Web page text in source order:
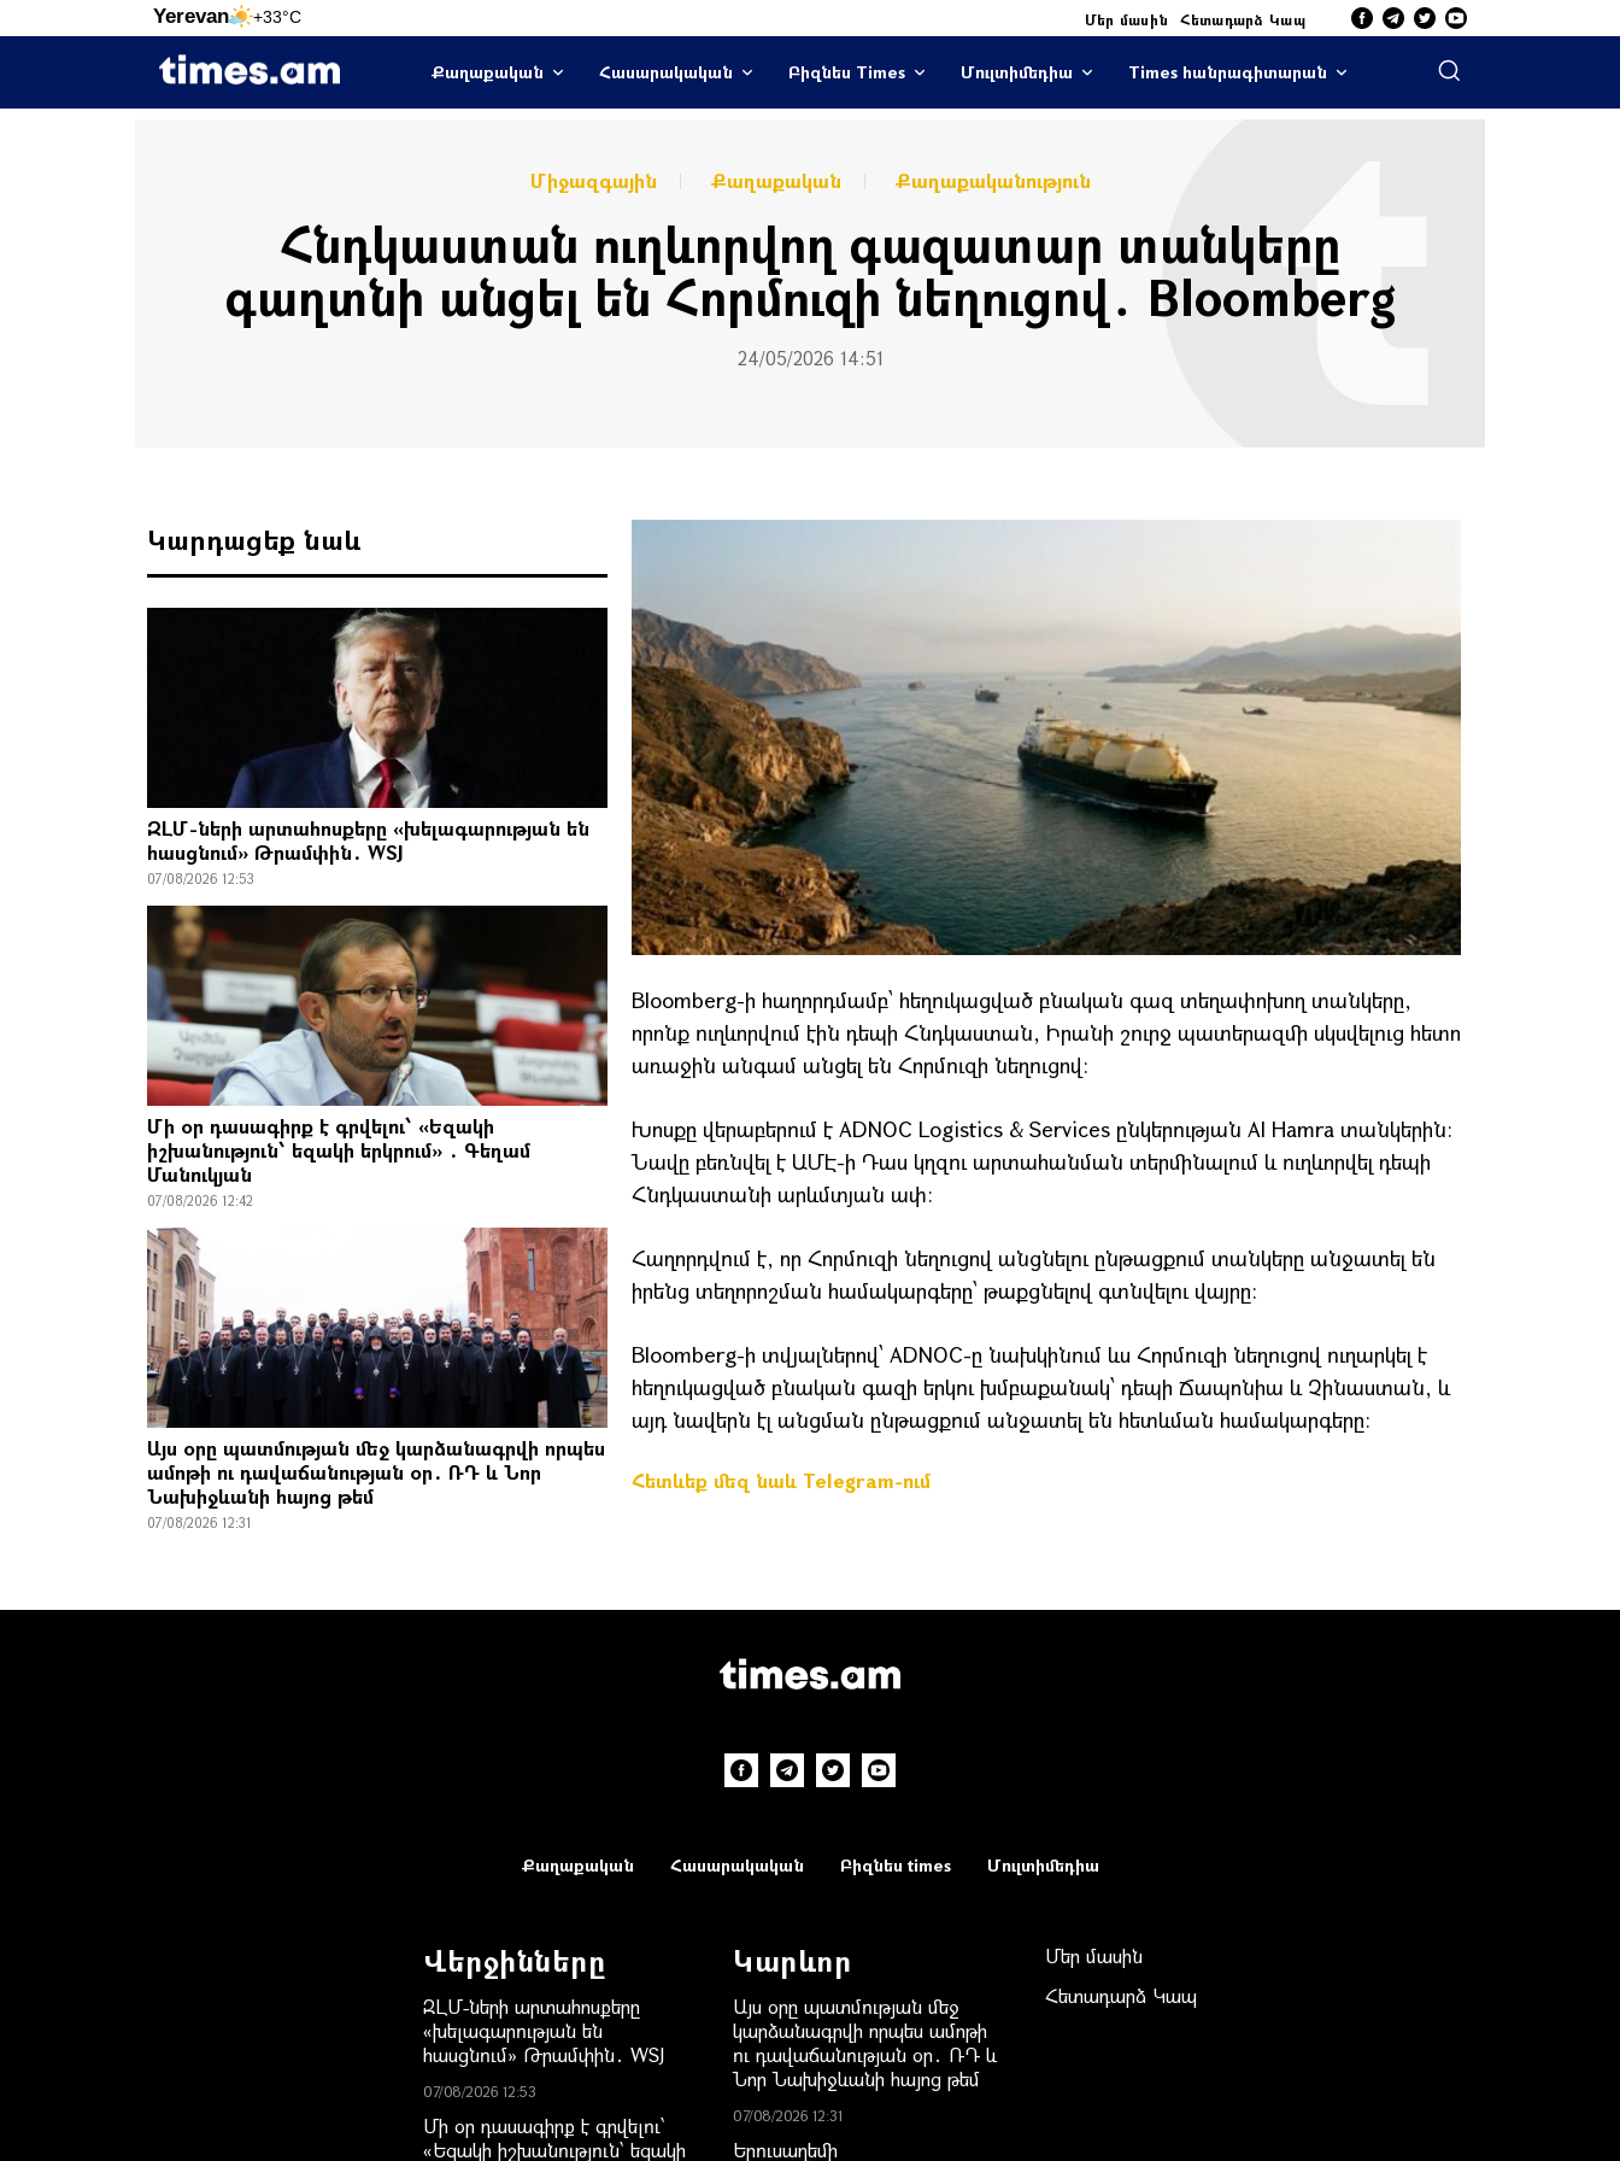
Yerevan +33°C Մեր մասին Հետադարձ Կապ
Քաղաքական Հասարակական Բիզնես Times Մուլտիմեդիա Times հանրագիտարան
Միջազգային Քաղաքական Քաղաքականություն
Հնդկաստան ուղևորվող գազատար տանկերը
գաղտնի անցել են Հորմուզի նեղուցով․ Bloomberg
24/05/2026 14:51
Կարդացեք նաև
ԶԼՄ-ների արտահոսքերը «խելագարության են
հասցնում» Թրամփին․ WSJ
07/08/2026 12:53
Մի օր դասագիրք է գրվելու՝ «Եզակի
իշխանություն՝ եզակի երկրում» ․ Գեղամ
Մանուկյան
07/08/2026 12:42
Այս օրը պատմության մեջ կարձանագրվի որպես
ամոթի ու դավաճանության օր․ ՌԴ և Նոր
Նախիջևանի հայոց թեմ
07/08/2026 12:31
Bloomberg-ի հաղորդմամբ՝ հեղուկացված բնական գազ տեղափոխող տանկերը,
որոնք ուղևորվում էին դեպի Հնդկաստան, Իրանի շուրջ պատերազմի սկսվելուց հետո
առաջին անգամ անցել են Հորմուզի նեղուցով։
Խոսքը վերաբերում է ADNOC Logistics & Services ընկերության Al Hamra տանկերին։
Նավը բեռնվել է ԱՄԷ-ի Դաս կղզու արտահանման տերմինալում և ուղևորվել դեպի
Հնդկաստանի արևմտյան ափ։
Հաղորդվում է, որ Հորմուզի նեղուցով անցնելու ընթացքում տանկերը անջատել են
իրենց տեղորոշման համակարգերը՝ թաքցնելով գտնվելու վայրը։
Bloomberg-ի տվյալներով՝ ADNOC-ը նախկինում ևս Հորմուզի նեղուցով ուղարկել է
հեղուկացված բնական գազի երկու խմբաքանակ՝ դեպի Ճապոնիա և Չինաստան, և
այդ նավերն էլ անցման ընթացքում անջատել են հետևման համակարգերը։
Հետևեք մեզ նաև Telegram-ում
Քաղաքական Հասարակական Բիզնես times Մուլտիմեդիա
Վերջինները
ԶԼՄ-ների արտահոսքերը
«խելագարության են
հասցնում» Թրամփին․ WSJ
07/08/2026 12:53
Մի օր դասագիրք է գրվելու՝
«Եզակի իշխանություն՝ եզակի
Կարևոր
Այս օրը պատմության մեջ
կարձանագրվի որպես ամոթի
ու դավաճանության օր․ ՌԴ և
Նոր Նախիջևանի հայոց թեմ
07/08/2026 12:31
Երուսաղեմի
Մեր մասին
Հետադարձ Կապ